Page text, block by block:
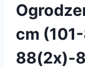
cm
88(2x)-